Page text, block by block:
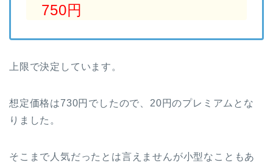
750円
上限で決定しています。
想定価格は730円でしたので、20円のプレミアムとな
りました。
そこまで人気だったとは言えませんが小型なこともあ